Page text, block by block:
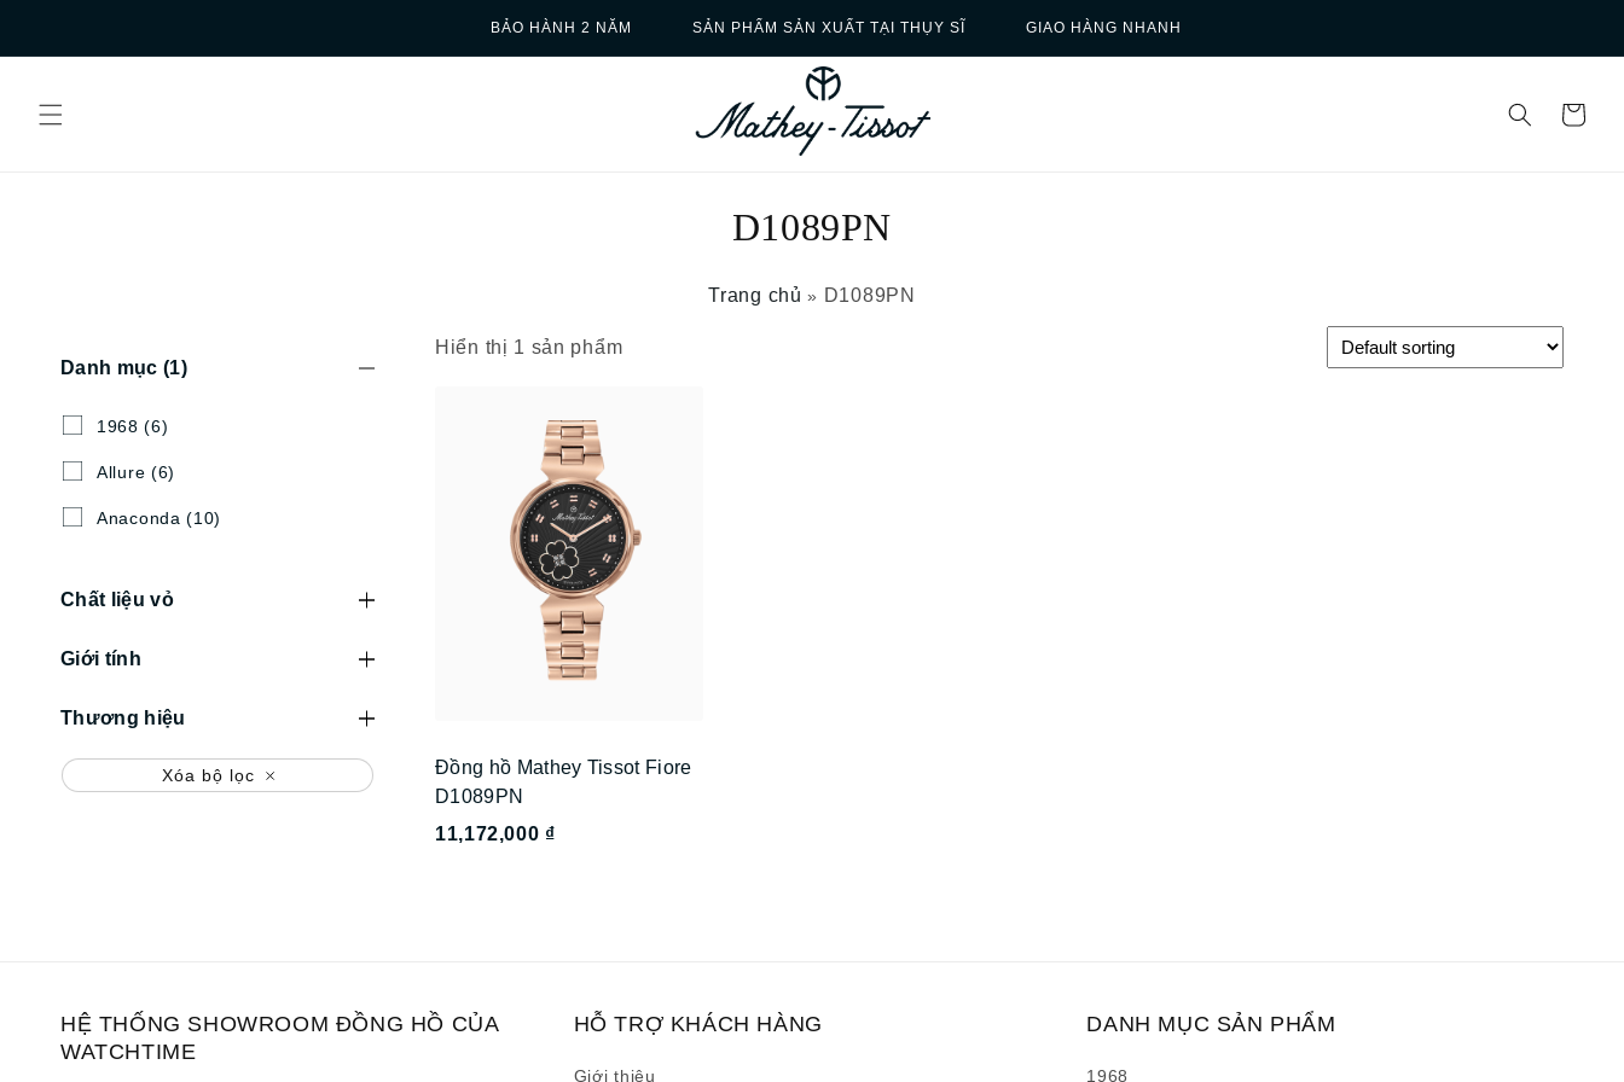
BẢO HÀNH 2 NĂM SẢN PHẨM SẢN XUẤT TẠI THỤY SĨ GIAO HÀNG NHANH
D1089PN
Trang chủ » D1089PN
Danh mục (1)
1968 (6)
Allure (6)
Anaconda (10)
Chất liệu vỏ
Giới tính
Thương hiệu
Xóa bộ lọc
Hiển thị 1 sản phẩm
Đồng hồ Mathey Tissot Fiore
D1089PN
11,172,000 ₫
HỆ THỐNG SHOWROOM ĐỒNG HỒ CỦA
WATCHTIME
HỖ TRỢ KHÁCH HÀNG
Giới thiệu
DANH MỤC SẢN PHẨM
1968